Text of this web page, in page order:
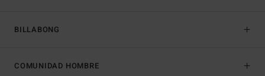
BILLABONG
COMUNIDAD HOMBRE